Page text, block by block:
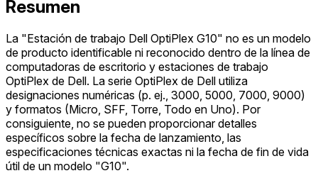
Resumen
La "Estación de trabajo Dell OptiPlex G10" no es un modelo
de producto identificable ni reconocido dentro de la línea de
computadoras de escritorio y estaciones de trabajo
OptiPlex de Dell. La serie OptiPlex de Dell utiliza
designaciones numéricas (p. ej., 3000, 5000, 7000, 9000)
y formatos (Micro, SFF, Torre, Todo en Uno). Por
consiguiente, no se pueden proporcionar detalles
específicos sobre la fecha de lanzamiento, las
especificaciones técnicas exactas ni la fecha de fin de vida
útil de un modelo "G10".